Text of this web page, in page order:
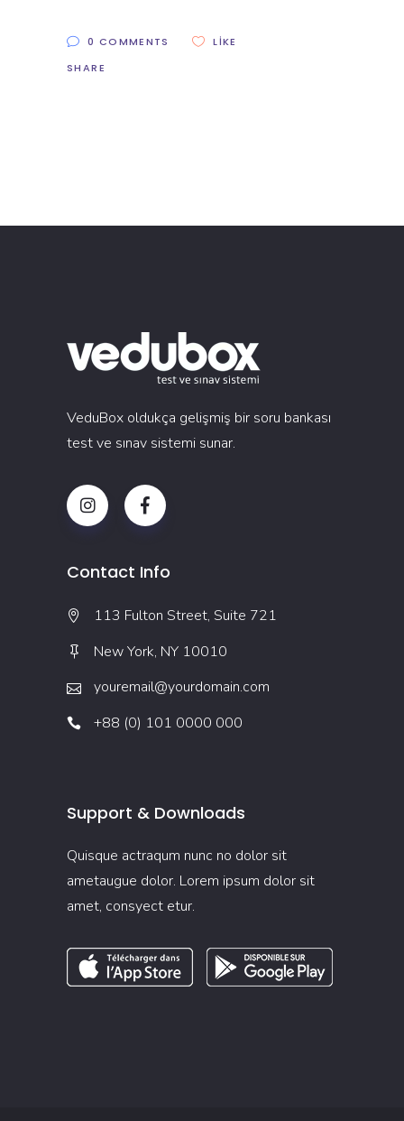
0 COMMENTS
LIKE
SHARE
VeduBox oldukça gelişmiş bir soru bankası
test ve sınav sistemi sunar.
Contact Info
113 Fulton Street, Suite 721
New York, NY 10010
youremail@yourdomain.com
+88 (0) 101 0000 000
Support & Downloads
Quisque actraqum nunc no dolor sit
ametaugue dolor. Lorem ipsum dolor sit
amet, consyect etur.